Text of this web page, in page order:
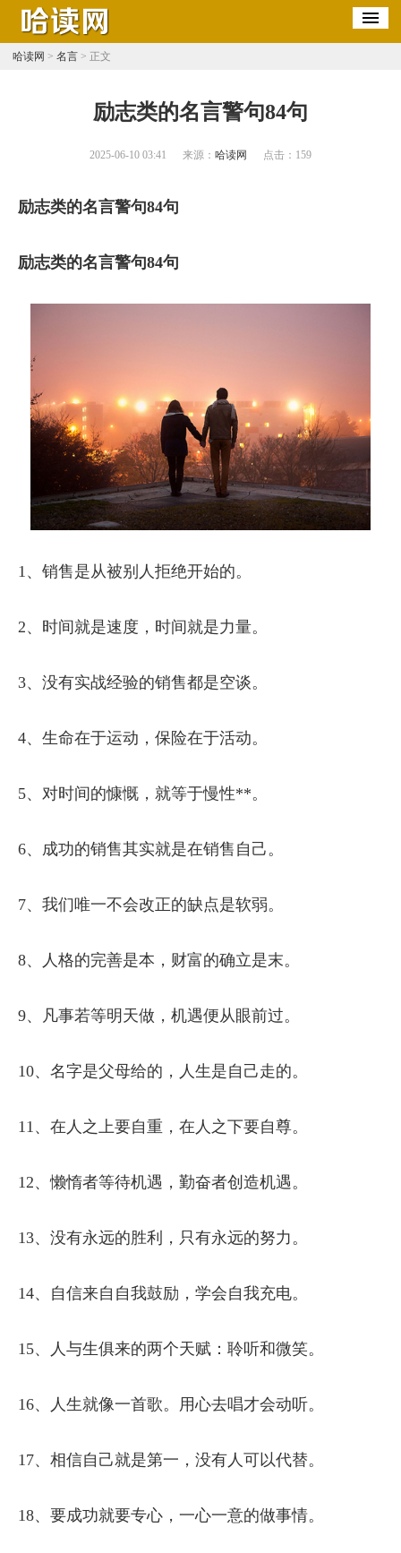
哈读网 > 名言> 正文
​励志类的名言警句84句
2025-06-10 03:41 来源： 哈读网 点击： 159
励志类的名言警句84句
励志类的名言警句84句
1、销售是从被别人拒绝开始的。
2、时间就是速度，时间就是力量。
3、没有实战经验的销售都是空谈。
4、生命在于运动，保险在于活动。
5、对时间的慷慨，就等于慢性**。
6、成功的销售其实就是在销售自己。
7、我们唯一不会改正的缺点是软弱。
8、人格的完善是本，财富的确立是末。
9、凡事若等明天做，机遇便从眼前过。
10、名字是父母给的，人生是自己走的。
11、在人之上要自重，在人之下要自尊。
12、懒惰者等待机遇，勤奋者创造机遇。
13、没有永远的胜利，只有永远的努力。
14、自信来自自我鼓励，学会自我充电。
15、人与生俱来的两个天赋：聆听和微笑。
16、人生就像一首歌。用心去唱才会动听。
17、相信自己就是第一，没有人可以代替。
18、要成功就要专心，一心一意的做事情。